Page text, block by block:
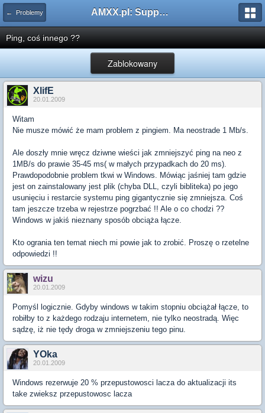
← Problemy AMXX.pl: Support AMX Mod X i SourceMod
Ping, coś innego ??
Zablokowany
XlifE
20.01.2009
Witam
Nie musze mówić że mam problem z pingiem. Ma neostrade 1 Mb/s.
Ale doszły mnie wręcz dziwne wieści jak zmniejszyć ping na neo z
1MB/s do prawie 35-45 ms( w małych przypadkach do 20 ms).
Prawdopodobnie problem tkwi w Windows. Mówiąc jaśniej tam gdzie
jest on zainstalowany jest plik (chyba DLL, czyli bibliteka) po jego
usunięciu i restarcie systemu ping gigantycznie się zmniejsza. Coś
tam jeszcze trzeba w rejestrze pogrzbać !! Ale o co chodzi ??
Windows w jakiś nieznany sposób obciąża łącze.
Kto ogrania ten temat niech mi powie jak to zrobić. Proszę o rzetelne
odpowiedzi !!
wizu
20.01.2009
Pomyśl logicznie. Gdyby windows w takim stopniu obciążał łącze, to
robiłby to z każdego rodzaju internetem, nie tylko neostradą. Więc
sądzę, iż nie tędy droga w zmniejszeniu tego pinu.
YOka
20.01.2009
Windows rezerwuje 20 % przepustowosci lacza do aktualizacji its
take zwieksz przepustowosc lacza